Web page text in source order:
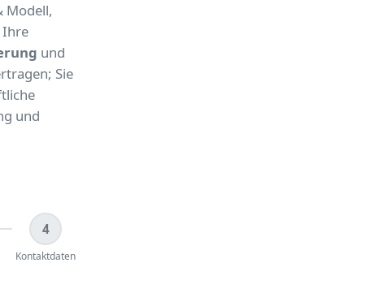
Modell,
Ihre
und
Sie
und
4
Kontaktdaten